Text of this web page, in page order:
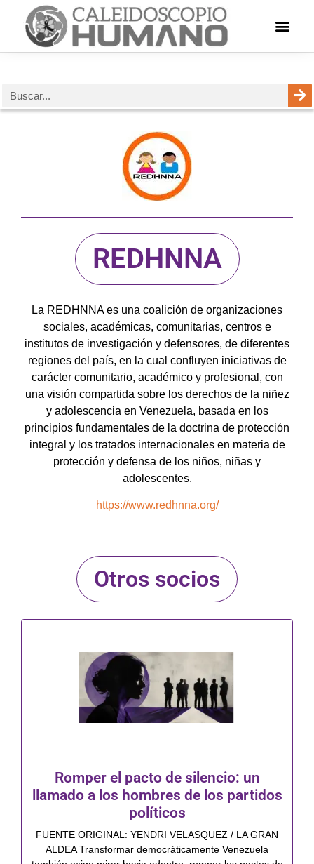
REDHNNA
La REDHNNA es una coalición de organizaciones
sociales, académicas, comunitarias, centros e
institutos de investigación y defensores, de diferentes
regiones del país, en la cual confluyen iniciativas de
carácter comunitario, académico y profesional, con
una visión compartida sobre los derechos de la niñez
y adolescencia en Venezuela, basada en los
principios fundamentales de la doctrina de protección
integral y los tratados internacionales en materia de
protección y defensa de los niños, niñas y
adolescentes.
https://www.redhnna.org/
Otros socios
Romper el pacto de silencio: un
llamado a los hombres de los partidos
políticos
FUENTE ORIGINAL: YENDRI VELASQUEZ / LA GRAN
ALDEA Transformar democráticamente Venezuela